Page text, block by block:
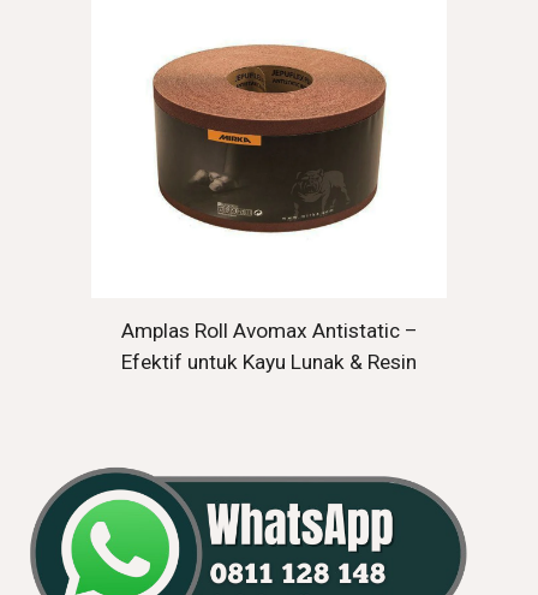
Amplas Roll Avomax Antistatic –
Efektif untuk Kayu Lunak & Resin